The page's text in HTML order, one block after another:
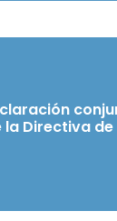
Directiva